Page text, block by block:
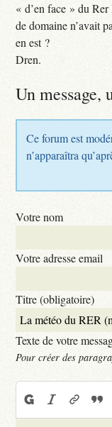
« d’en face » du
de domaine n’avait
en est ?
Dren.
Un message,
Ce forum est
n’apparaîtra
Votre nom
Votre adresse email
Titre (obligatoire)
Texte de votre
Pour créer des